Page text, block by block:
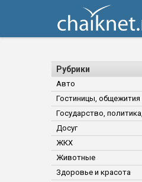
Рубрики
Авто
Гостиницы, общежития
Государство,
Досуг
ЖКХ
Животные
Здоровье и красота